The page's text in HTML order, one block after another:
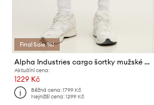
Final Sale %!
Alpha Industries cargo šortky mužské bavlněné Canvas Cargo Short
Aktuální cena:
1229 Kč
Běžná cena:1799 Kč
Nejnižší cena:1299 Kč